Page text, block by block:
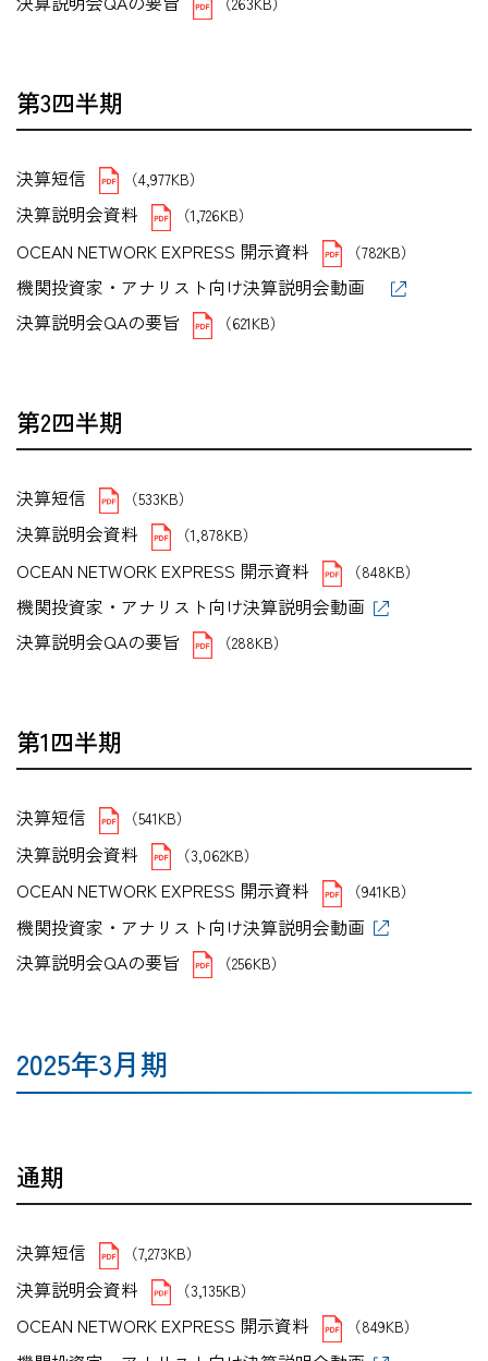
第3四半期
決算短信 （4,977KB）
決算説明会資料 （1,726KB）
OCEAN NETWORK EXPRESS 開示資料 （782KB）
機関投資家・アナリスト向け決算説明会動画
決算説明会QAの要旨
（621KB）
第2四半期
決算短信 （533KB）
決算説明会資料 （1,878KB）
OCEAN NETWORK EXPRESS 開示資料 （848KB）
機関投資家・アナリスト向け決算説明会動画
決算説明会QAの要旨
（288KB）
第1四半期
決算短信 （541KB）
決算説明会資料 （3,062KB）
OCEAN NETWORK EXPRESS 開示資料 （941KB）
機関投資家・アナリスト向け決算説明会動画
決算説明会QAの要旨
（256KB）
2025年3月期
通期
決算短信 （7,273KB）
決算説明会資料 （3,135KB）
OCEAN NETWORK EXPRESS 開示資料 （849KB）